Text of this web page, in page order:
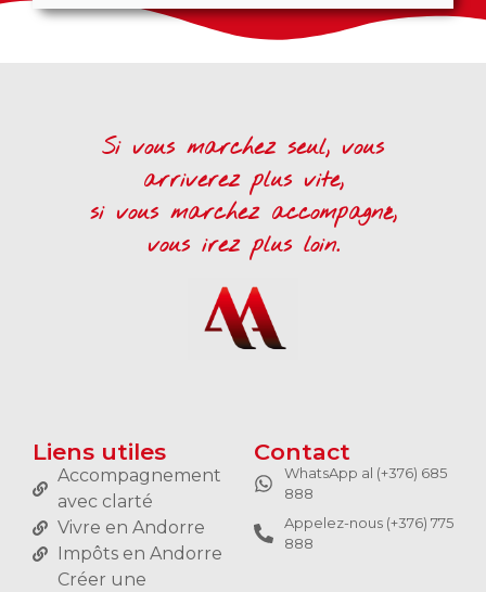
Si vous marchez seul, vous
arriverez plus vite,
si vous marchez accompagné,
vous irez plus loin.
Liens utiles
Accompagnement
avec clarté
Vivre en Andorre
Impôts en Andorre
Créer une
Contact
WhatsApp al (+376) 685
888
Appelez-nous (+376) 775
888